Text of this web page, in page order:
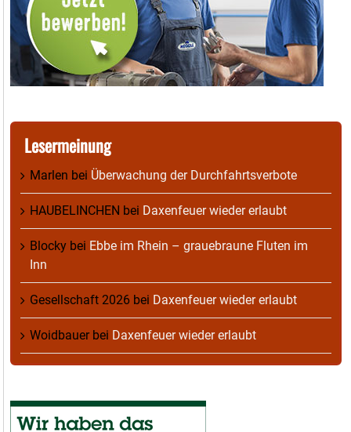
Lesermeinung
Marlen bei Überwachung der Durchfahrtsverbote
HAUBELINCHEN bei Daxenfeuer wieder erlaubt
Blocky bei Ebbe im Rhein – grauebraune Fluten im
Inn
Gesellschaft 2026 bei Daxenfeuer wieder erlaubt
Woidbauerbei Daxenfeuer wieder erlaubt